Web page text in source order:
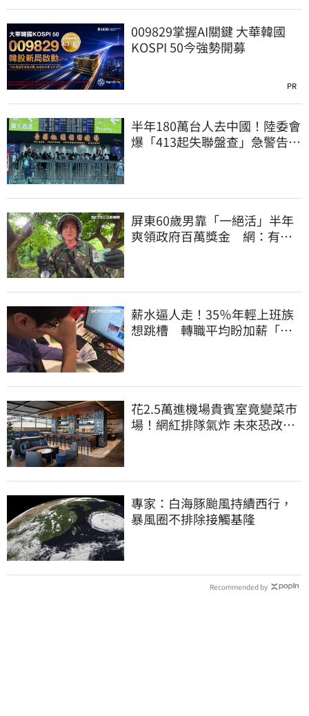
009829掌握AI關鍵 大華韓國
KOSPI 50今強勢開募
PR
半年180萬台人去中國！陸委會
爆「413起失聯盤查」急警告：
屏東60歲男靠「一絕活」半年
爽領政府百萬獎金 網：有人
薪水逼人走！35％年輕上班族
想跳槽 轉職平均盼加薪「破
花2.5萬進機場貴賓室竟變菜市
場！網紅排隊氣炸 未來恐改動
專家：白海豚颱風持續西行，
暴風圈不排除接觸基隆
Recommended by